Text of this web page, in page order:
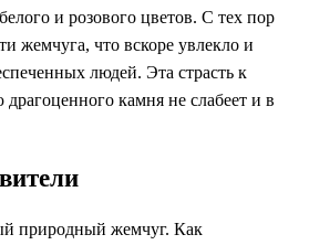
и розового цветов. С тех пор
жемчуга, что вскоре увлекло и
людей. Эта страсть к
камня не слабеет и в
природный жемчуг. Как